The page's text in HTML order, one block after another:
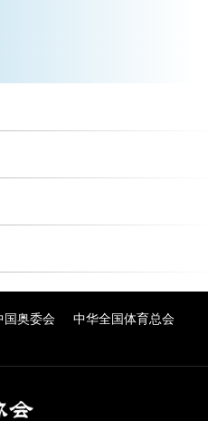
国奥委会
中华全国体育总会